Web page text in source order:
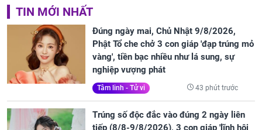
TIN MỚI NHẤT
Đúng ngày mai, Chủ Nhật 9/8/2026,
Phật Tổ che chở 3 con giáp 'đạp trúng mỏ
vàng', tiền bạc nhiều như lá sung, sự
nghiệp vượng phát
Tâm linh - Tử vi 43 phút trước
Trúng số độc đắc vào đúng 2 ngày liên
tiếp (8/8-9/8/2026), 3 con giáp 'lĩnh hội